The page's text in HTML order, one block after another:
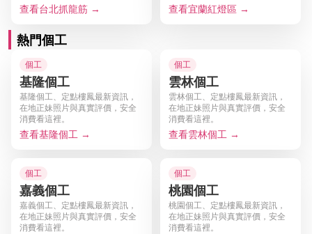
查看台北抓龍筋 → 查看宜蘭紅燈區 →
熱門個工
個工
基隆個工
基隆個工、定點樓鳳最新資訊，
在地正妹照片與真實評價，安全
消費看這裡。
查看基隆個工 →
個工
雲林個工
雲林個工、定點樓鳳最新資訊，
在地正妹照片與真實評價，安全
消費看這裡。
查看雲林個工 →
個工
嘉義個工
嘉義個工、定點樓鳳最新資訊，
在地正妹照片與真實評價，安全
消費看這裡。
個工
桃園個工
桃園個工、定點樓鳳最新資訊，
在地正妹照片與真實評價，安全
消費看這裡。